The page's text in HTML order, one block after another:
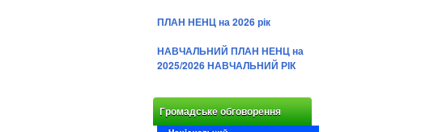
ПЛАН НЕНЦ на 2026 рік
НАВЧАЛЬНИЙ ПЛАН НЕНЦ на
2025/2026 НАВЧАЛЬНИЙ РІК
Громадське обговорення